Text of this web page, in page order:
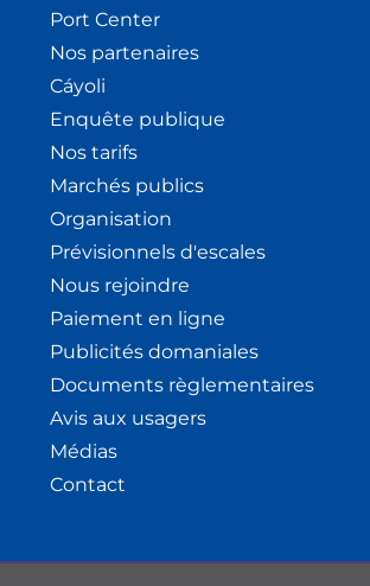
Port Center
Nos partenaires
Cáyoli
Enquête publique
Nos tarifs
Marchés publics
Organisation
Prévisionnels d'escales
Nous rejoindre
Paiement en ligne
Publicités domaniales
Documents règlementaires
Avis aux usagers
Médias
Contact